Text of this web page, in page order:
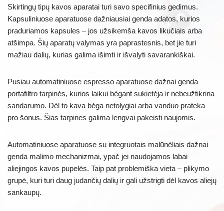
Skirtingų tipų kavos aparatai turi savo specifinius gedimus.
Kapsuliniuose aparatuose dažniausiai genda adatos, kurios
praduriamos kapsules – jos užsikemša kavos likučiais arba
atšimpa. Šių aparatų valymas yra paprastesnis, bet jie turi
mažiau dalių, kurias galima išimti ir išvalyti savarankiškai.
Pusiau automatiniuose espresso aparatuose dažnai genda
portafiltro tarpinės, kurios laikui bėgant sukietėja ir nebeužtikrina
sandarumo. Dėl to kava bėga netolygiai arba vanduo prateka
pro šonus. Šias tarpines galima lengvai pakeisti naujomis.
Automatiniuose aparatuose su integruotais malūnėliais dažnai
genda malimo mechanizmai, ypač jei naudojamos labai
aliejingos kavos pupelės. Taip pat problemiška vieta – plikymo
grupė, kuri turi daug judančių dalių ir gali užstrigti dėl kavos aliejų
sankaupų.